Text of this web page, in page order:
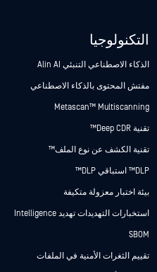
التكنولوجيا
الذكاء الاصطناعي التنبئي Alin AI
مفتش المحتوى بالذكاء الاصطناعي
Metascan™ Multiscanning
تقنية Deep CDR™
تقنية الكشف عن نوع الملف™
DLP™ استباقي DLP™
بيئة اختبار معزولة متكيفة
استخبارات التهديدات تهديد Intelligence
SBOM
تقييم الثغرات الأمنية في الملفات